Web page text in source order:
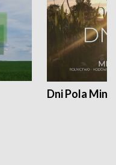
Dni Pola